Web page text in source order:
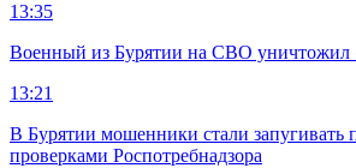
13:35
Военный из Бурятии на СВО уничтожил
13:21
В Бурятии мошенники стали запугивать
проверками Роспотребнадзора